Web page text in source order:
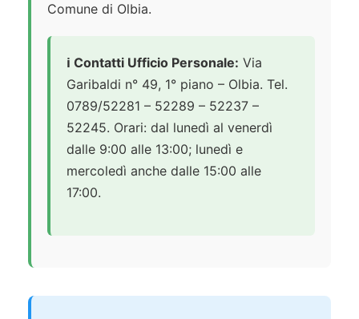
Comune di Olbia.
ℹ️ Contatti Ufficio Personale: Via
Garibaldi n° 49, 1° piano – Olbia. Tel.
0789/52281 – 52289 – 52237 –
52245. Orari: dal lunedì al venerdì
dalle 9:00 alle 13:00; lunedì e
mercoledì anche dalle 15:00 alle
17:00.